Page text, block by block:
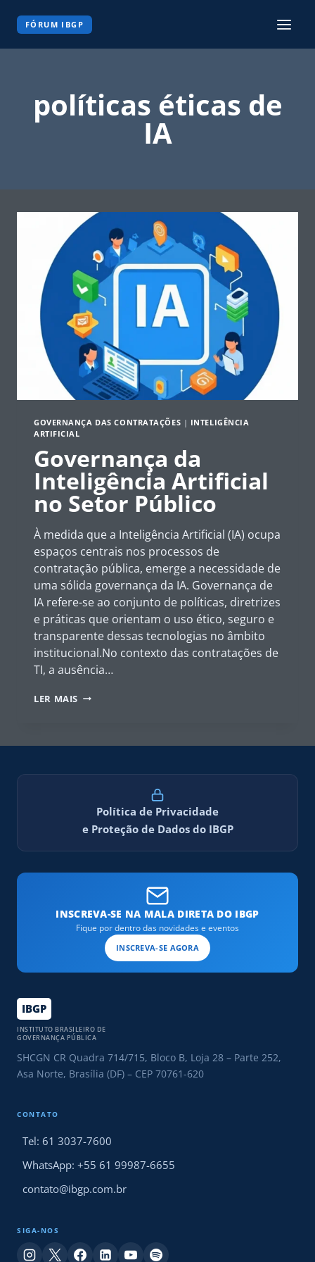
FÓRUM IBGP
políticas éticas de
IA
GOVERNANÇA DAS CONTRATAÇÕES | INTELIGÊNCIA
ARTIFICIAL
Governança da
Inteligência Artificial
no Setor Público
À medida que a Inteligência Artificial (IA) ocupa
espaços centrais nos processos de
contratação pública, emerge a necessidade de
uma sólida governança da IA. Governança de
IA refere-se ao conjunto de políticas, diretrizes
e práticas que orientam o uso ético, seguro e
transparente dessas tecnologias no âmbito
institucional.No contexto das contratações de
TI, a ausência…
LER MAIS GOVERNANÇA
NO
PÚBLICO
Política de Privacidade
e Proteção de Dados do IBGP
INSCREVA-SE NA MALA DIRETA DO IBGP
Fique por dentro das novidades e eventos
INSCREVA-SE AGORA
IBGP
INSTITUTO BRASILEIRO DE
GOVERNANÇA PÚBLICA
SHCGN CR Quadra 714/715, Bloco B, Loja 28 – Parte 252,
Asa Norte, Brasília (DF) – CEP 70761-620
CONTATO
Tel: 61 3037-7600
WhatsApp: +55 61 99987-6655
contato@ibgp.com.br
SIGA-NOS